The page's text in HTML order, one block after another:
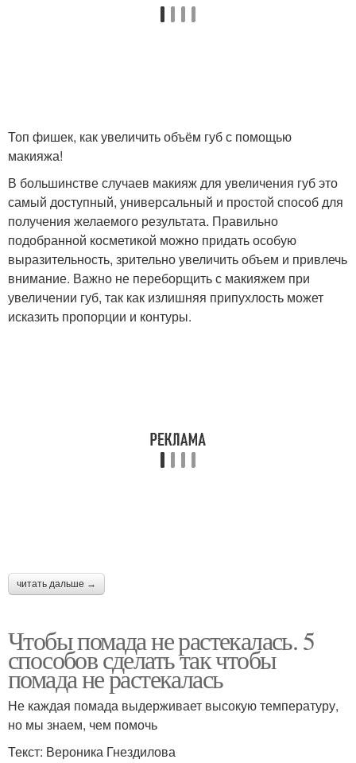
Карандаш для губ Помады на губах
Уход за губами Помада на губы
Топ фишек, как увеличить объём губ с помощью
макияжа!
В большинстве случаев макияж для увеличения губ это
самый доступный, универсальный и простой способ для
получения желаемого результата. Правильно
подобранной косметикой можно придать особую
выразительность, зрительно увеличить объем и привлечь
внимание. Важно не переборщить с макияжем при
увеличении губ, так как излишняя припухлость может
исказить пропорции и контуры.
читать дальше →
Чтобы помада не растекалась. 5
способов сделать так чтобы
помада не растекалась
Не каждая помада выдерживает высокую температуру,
но мы знаем, чем помочь
Текст: Вероника Гнездилова